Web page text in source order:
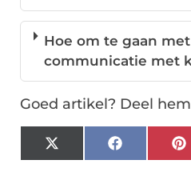
Hoe om te gaan
communicatie met
Goed artikel? Deel
X
(Twitter)
Facebook